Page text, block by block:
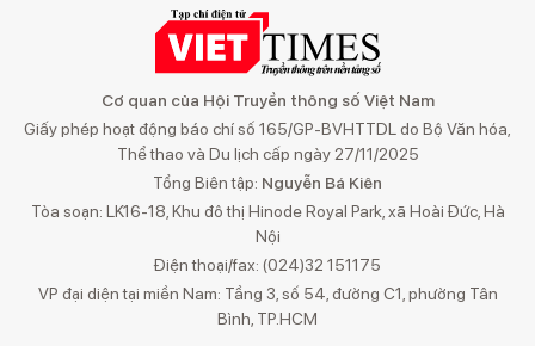
Cơ quan của Hội Truyền thông số Việt Nam
Giấy phép hoạt động báo chí số 165/GP-BVHTTDL do Bộ Văn hóa,
Thể thao và Du lịch cấp ngày 27/11/2025
Tổng Biên tập: Nguyễn Bá Kiên
Tòa soạn: LK16-18, Khu đô thị Hinode Royal Park, xã Hoài Đức, Hà
Nội
Điện thoại/fax: (024)32 151175
VP đại diện tại miền Nam: Tầng 3, số 54, đường C1, phường Tân
Bình, TP.HCM